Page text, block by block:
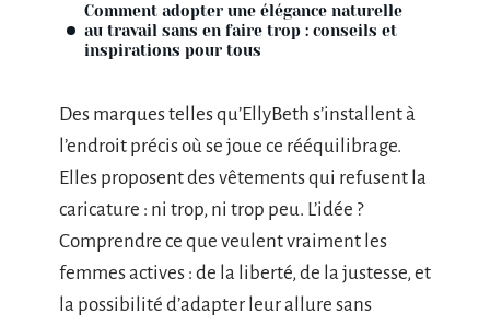
Comment adopter une élégance naturelle
au travail sans en faire trop : conseils et
inspirations pour tous
Des marques telles qu’EllyBeth s’installent à
l’endroit précis où se joue ce rééquilibrage.
Elles proposent des vêtements qui refusent la
caricature : ni trop, ni trop peu. L’idée ?
Comprendre ce que veulent vraiment les
femmes actives : de la liberté, de la justesse, et
la possibilité d’adapter leur allure sans